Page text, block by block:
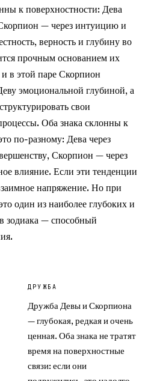
к поверхностности: Дева
— через интуицию и
верность и глубину во
прочным основанием их
в этой паре Скорпион
эмоциональной глубиной, а
свои
Оба знака склонны к
по-разному: Дева через
Скорпион — через
влияние. Если эти тенденции
напряжение. Но при
один из наиболее глубоких и
зодиака — способный
ДРУЖБА
Дружба Девы и Скорпиона
— глубокая, редкая и очень
ценная. Оба знака не тратят
время на поверхностные
связи: если они